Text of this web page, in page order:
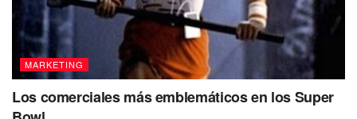
MARKETING
Los comerciales más emblemáticos en los Super